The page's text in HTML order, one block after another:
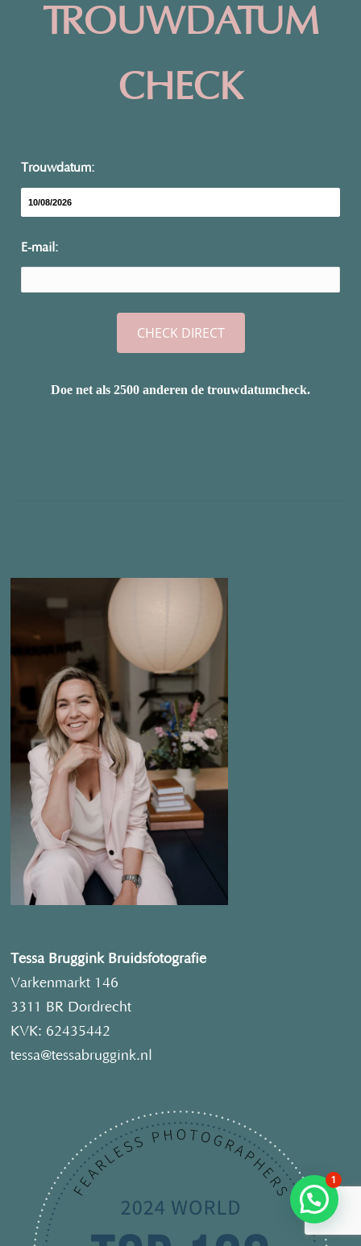
TROUWDATUM
CHECK
Trouwdatum:
E-mail:
Doe net als 2500 anderen de trouwdatumcheck.
Tessa Bruggink Bruidsfotografie
Varkenmarkt 146
3311 BR Dordrecht
KVK: 62435442
tessa@tessabruggink.nl
1